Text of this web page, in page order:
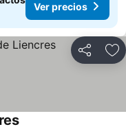
Ver precios
Compartir